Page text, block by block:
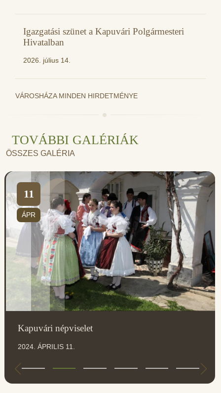
Igazgatási szünet a Kapuvári Polgármesteri
Hivatalban
2026. július 14.
VÁROSHÁZA MINDEN HIRDETMÉNYE
TOVÁBBI GALÉRIÁK
ÖSSZES GALÉRIA
11
ÁPR
Kapuvári népviselet
2024. ÁPRILIS 11.